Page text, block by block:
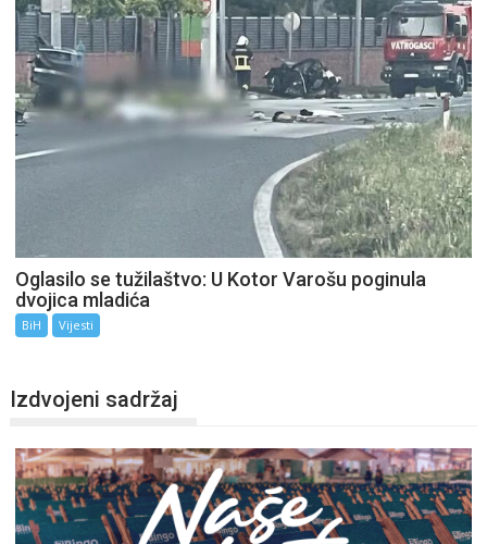
Oglasilo se tužilaštvo: U Kotor Varošu poginula
dvojica mladića
BiH Vijesti
Izdvojeni sadržaj